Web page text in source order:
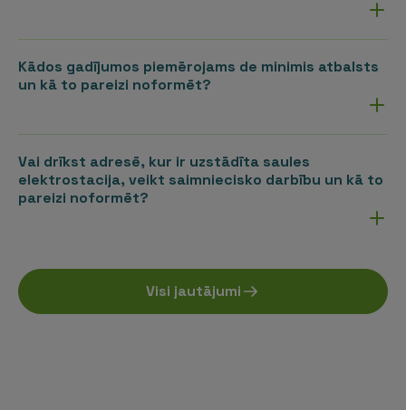
Kādos gadījumos piemērojams de minimis atbalsts
un kā to pareizi noformēt?
Vai drīkst adresē, kur ir uzstādīta saules
elektrostacija, veikt saimniecisko darbību un kā to
pareizi noformēt?
Visi jautājumi